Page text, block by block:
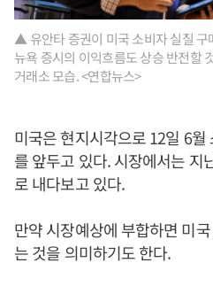
▲ 유안타 증권이 미국 소비자 실질 구
뉴욕 증시의 이익흐름도 상승 반전할
거래소 모습. <연합뉴스>
미국은 현지시각으로 12일 6월
를 앞두고 있다. 시장에서는 지
로 내다보고 있다.
만약 시장예상에 부합하면 미
는 것을 의미하기도 한다.